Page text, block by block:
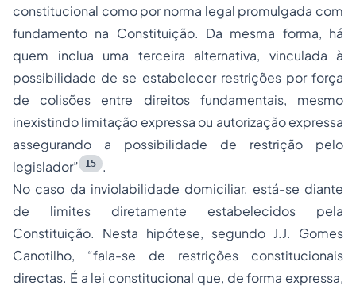
constitucional como por norma legal promulgada com
fundamento na Constituição. Da mesma forma, há
quem inclua uma terceira alternativa, vinculada à
possibilidade de se estabelecer restrições por força
de colisões entre direitos fundamentais, mesmo
inexistindo limitação expressa ou autorização expressa
assegurando a possibilidade de restrição pelo
legislador”
15
.
No caso da inviolabilidade domiciliar, está-se diante
de limites diretamente estabelecidos pela
Constituição. Nesta hipótese, segundo J.J. Gomes
Canotilho, “fala-se de restrições constitucionais
directas. É a lei constitucional que, de forma expressa,